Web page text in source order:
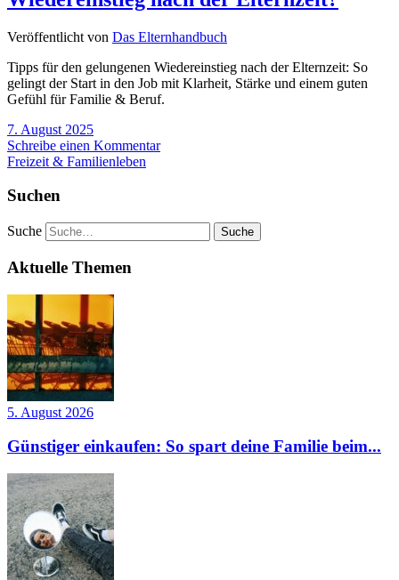
Veröffentlicht von Das Elternhandbuch
Tipps für den gelungenen Wiedereinstieg nach der Elternzeit: So
gelingt der Start in den Job mit Klarheit, Stärke und einem guten
Gefühl für Familie & Beruf.
7. August 2025
Schreibe einen Kommentar
Freizeit & Familienleben
Suchen
Suche
Aktuelle Themen
5. August 2026
Günstiger einkaufen: So spart deine Familie beim...